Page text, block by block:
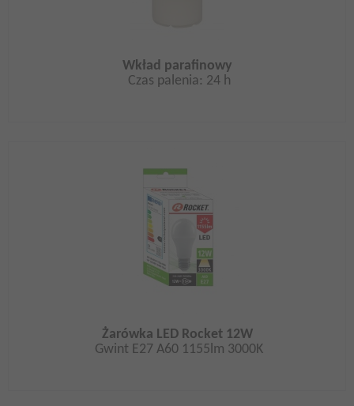
Wkład parafinowy
Czas palenia: 24 h
Żarówka LED Rocket 12W
Gwint E27 A60 1155lm 3000K